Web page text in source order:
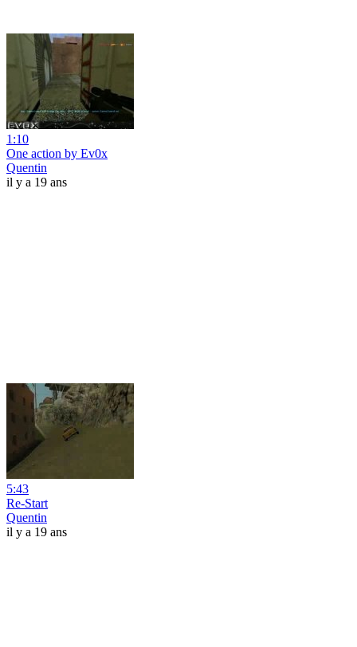
1:10
One action by Ev0x
Quentin
il y a 19 ans
5:43
Re-Start
Quentin
il y a 19 ans